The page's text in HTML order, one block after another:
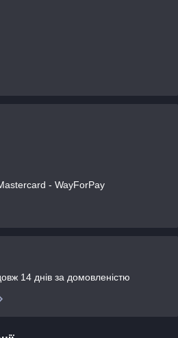
- WayForPay
14 днів за домовленістю